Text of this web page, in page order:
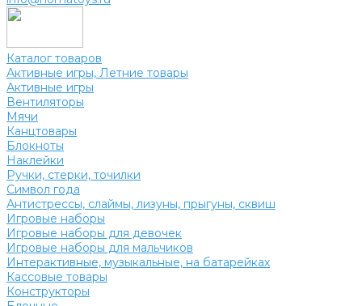
Каталог товаров
Активные игры, Летние товары
Активные игры
Вентиляторы
Мячи
Канцтовары
Блокноты
Наклейки
Ручки, стерки, точилки
Символ года
Антистрессы, слаймы, лизуны, прыгуны, сквиш
Игровые наборы
Игровые наборы для девочек
Игровые наборы для мальчиков
Интерактивные, музыкальные, на батарейках
Кассовые товары
Конструкторы